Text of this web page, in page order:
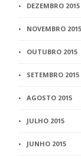
DEZEMBRO 2015
NOVEMBRO 2015
OUTUBRO 2015
SETEMBRO 2015
AGOSTO 2015
JULHO 2015
JUNHO 2015